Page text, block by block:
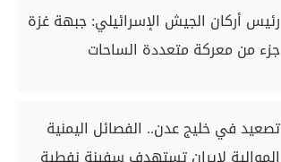
رئيس أركان الجيش الإسرائيلي: جبهة غزة
جزء من معركة متعددة الساحات
تصعيد في خليج عدن.. الفصائل اليمنية